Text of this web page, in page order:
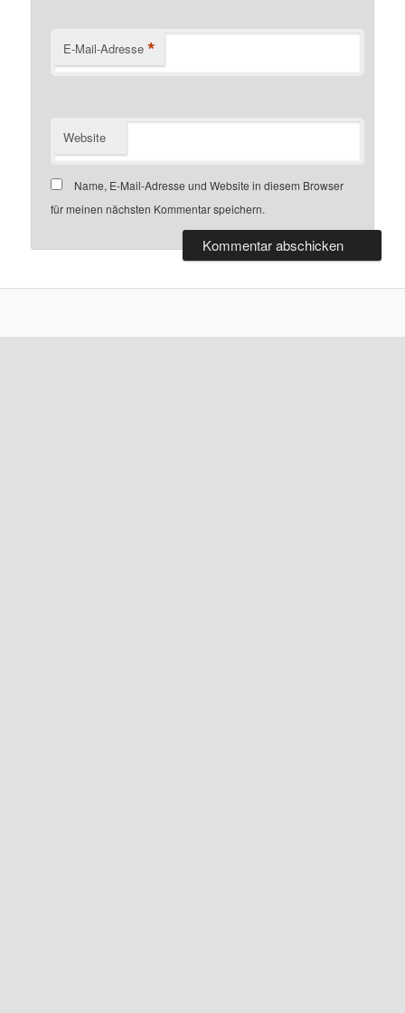
E-Mail-Adresse *
Website
Name, E-Mail-Adresse und Website in diesem Browser
für meinen nächsten Kommentar speichern.